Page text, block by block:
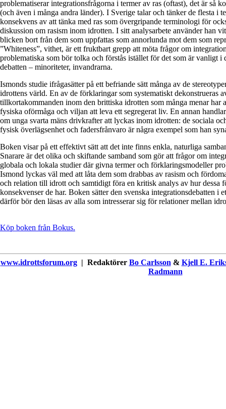
problematiserar integrationsfrågorna i termer av ras (oftast), det är så
(och även i många andra länder). I Sverige talar och tänker de flesta i
konsekvens av att tänka med ras som övergripande terminologi för
diskussion om rasism inom idrotten. I sitt analysarbete använder han
blicken bort från dem som uppfattas som annorlunda mot dem som
”Whiteness”, vithet, är ett fruktbart grepp att möta frågor om
problematiska som bör tolka och förstås istället för det som är vanligt i
debatten – minoriteter, invandrarna.
Ismonds studie ifrågasätter på ett befriande sätt många av de
idrottens värld. En av de förklaringar som systematiskt dekonstrueras
tillkortakommanden inom den brittiska idrotten som många menar har
fysiska oförmåga och viljan att leva ett segregerat liv. En annan
om unga svarta mäns drivkrafter att lyckas inom idrotten: de sociala
fysisk överlägsenhet och fadersfrånvaro är några exempel som han
Boken visar på ett effektivt sätt att det inte finns enkla, naturliga
Snarare är det olika och skiftande samband som gör att frågor om
globala och lokala studier där givna termer och förklaringsmodeller
Ismond lyckas väl med att låta dem som drabbas av rasism och
och relation till idrott och samtidigt föra en kritisk analys av hur dessa
konsekvenser de har. Boken sätter den svenska integrationsdebatten i
därför bör den läsas av alla som intresserar sig för relationer mellan
Köp boken från Bokus.
www.idrottsforum.org| Redaktörer Bo Carlsson & Kjell E.
Radmann